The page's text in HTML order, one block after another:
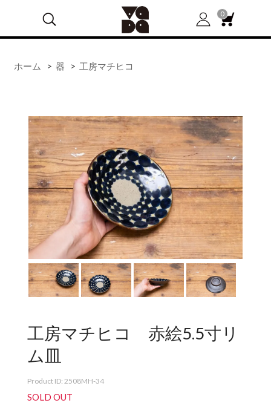
0
ホーム > 器 > 工房マチヒコ
工房マチヒコ 赤絵5.5寸リ
ム皿
Product ID: 2508MH-34
SOLD OUT